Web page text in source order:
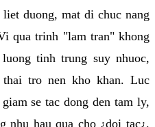
duong, mat di chuc nang
qua trinh "lam tran" khong
tinh trung suy nhuoc,
tro nen kho khan. Luc
se tac dong den tam ly,
nhu hau qua cho ¿doi tac¿.